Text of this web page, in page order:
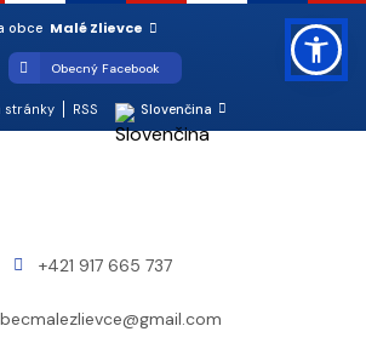
obce Malé Zlievce
Obecný Facebook
stránky RSS Slovenčina
+421 917 665 737